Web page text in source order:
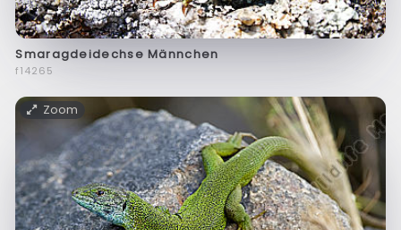
Smaragdeidechse Männchen
f14265
Zoom